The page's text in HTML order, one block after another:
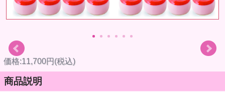
価格:11,700円(税込)
商品説明